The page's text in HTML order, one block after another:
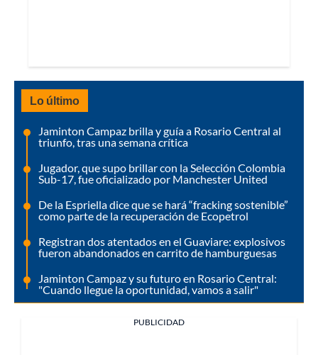
Lo último
Jaminton Campaz brilla y guía a Rosario Central al
triunfo, tras una semana crítica
Jugador, que supo brillar con la Selección Colombia
Sub-17, fue oficializado por Manchester United
De la Espriella dice que se hará “fracking sostenible”
como parte de la recuperación de Ecopetrol
Registran dos atentados en el Guaviare: explosivos
fueron abandonados en carrito de hamburguesas
Jaminton Campaz y su futuro en Rosario Central:
"Cuando llegue la oportunidad, vamos a salir"
PUBLICIDAD